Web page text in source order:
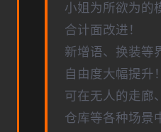
小姐为所欲为的
合计面改进！
新增语、换装等
自由度大幅提升
可在无人的走廊
仓库等各种场景